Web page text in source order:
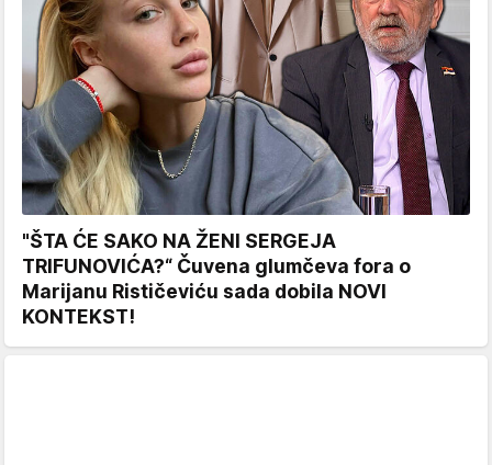
"ŠTA ĆE SAKO NA ŽENI SERGEJA
TRIFUNOVIĆA?“ Čuvena glumčeva fora o
Marijanu Rističeviću sada dobila NOVI
KONTEKST!